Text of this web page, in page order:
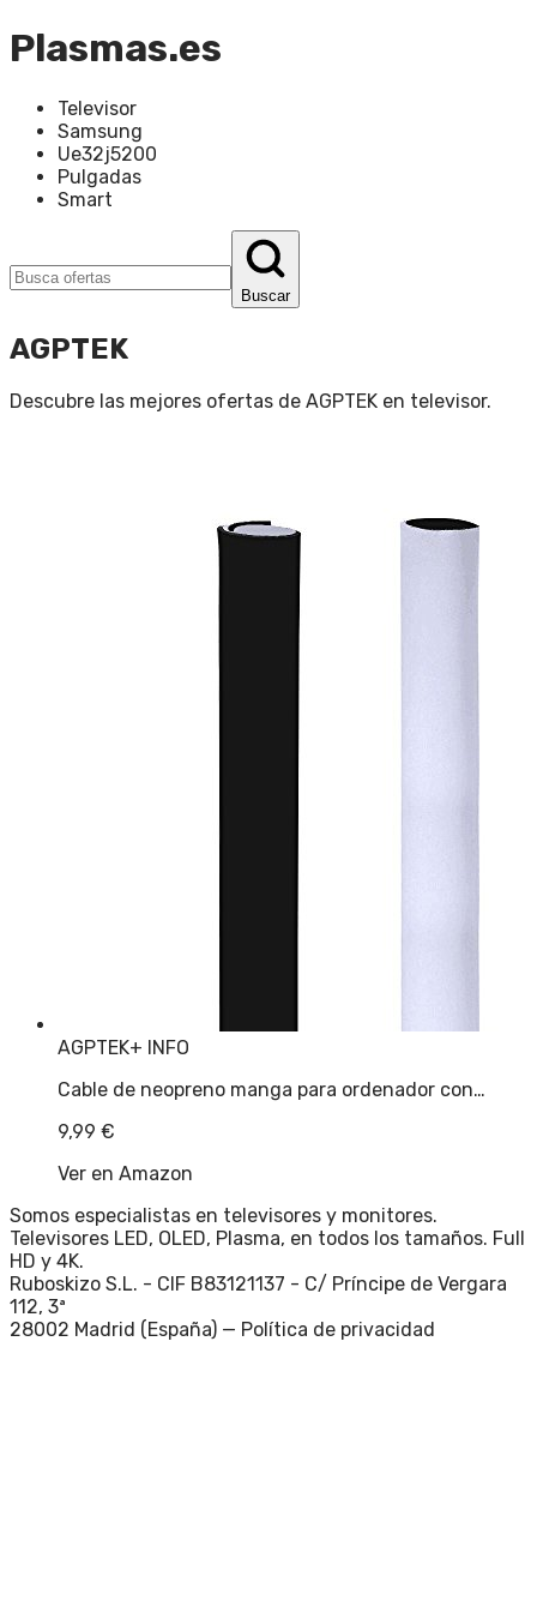
Plasmas.es
Televisor
Samsung
Ue32j5200
Pulgadas
Smart
Buscar
AGPTEK
Descubre las mejores ofertas de AGPTEK en televisor.
AGPTEK+ INFO
Cable de neopreno manga para ordenador con…
9,99 €
Ver en Amazon
Somos especialistas en televisores y monitores.
Televisores LED, OLED, Plasma, en todos los tamaños. Full
HD y 4K.
Ruboskizo S.L. - CIF B83121137 - C/ Príncipe de Vergara
112, 3ª
28002 Madrid (España) — Política de privacidad